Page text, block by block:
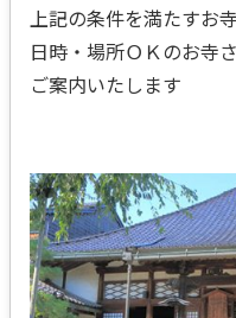
上記の条件を満たすお
日時・場所ＯＫのお寺
ご案内いたします